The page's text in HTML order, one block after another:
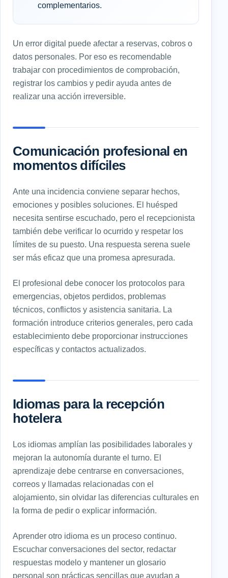
complementarios.
Un error digital puede afectar a reservas, cobros o
datos personales. Por eso es recomendable
trabajar con procedimientos de comprobación,
registrar los cambios y pedir ayuda antes de
realizar una acción irreversible.
Comunicación profesional en
momentos difíciles
Ante una incidencia conviene separar hechos,
emociones y posibles soluciones. El huésped
necesita sentirse escuchado, pero el recepcionista
también debe verificar lo ocurrido y respetar los
límites de su puesto. Una respuesta serena suele
ser más eficaz que una promesa apresurada.
El profesional debe conocer los protocolos para
emergencias, objetos perdidos, problemas
técnicos, conflictos y asistencia sanitaria. La
formación introduce criterios generales, pero cada
establecimiento debe proporcionar instrucciones
específicas y contactos actualizados.
Idiomas para la recepción
hotelera
Los idiomas amplían las posibilidades laborales y
mejoran la autonomía durante el turno. El
aprendizaje debe centrarse en conversaciones,
correos y llamadas relacionadas con el
alojamiento, sin olvidar las diferencias culturales en
la forma de pedir o explicar información.
Aprender otro idioma es un proceso continuo.
Escuchar conversaciones del sector, redactar
respuestas modelo y mantener un glosario
personal son prácticas sencillas que ayudan a